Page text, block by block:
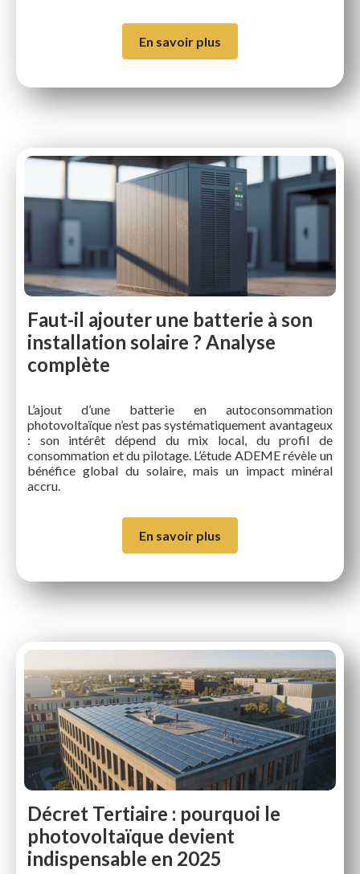
En savoir plus
Faut-il ajouter une batterie à son
installation solaire ? Analyse
complète
L’ajout d’une batterie en autoconsommation
photovoltaïque n’est pas systématiquement avantageux
: son intérêt dépend du mix local, du profil de
consommation et du pilotage. L’étude ADEME révèle un
bénéfice global du solaire, mais un impact minéral
accru.
En savoir plus
Décret Tertiaire : pourquoi le
photovoltaïque devient
indispensable en 2025